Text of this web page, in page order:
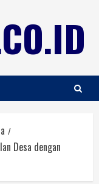
Desa dengan